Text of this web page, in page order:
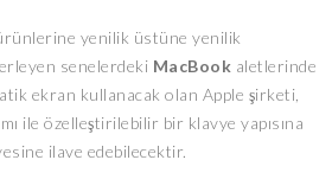
yenilik üstüne yenilik
senelerdeki MacBook aletlerinde
ekran kullanacak olan Apple şirketi,
ile özelleştirilebilir bir klavye yapısına
ilave edebilecektir.